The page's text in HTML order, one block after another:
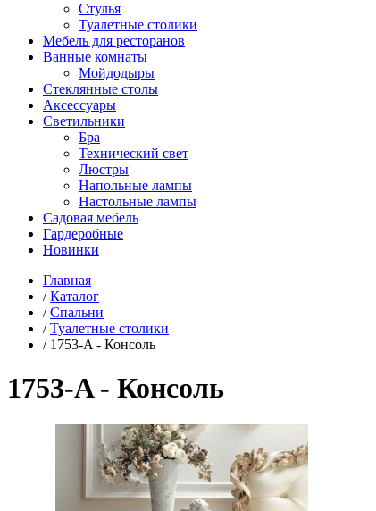
Стулья
Туалетные столики
Мебель для ресторанов
Ванные комнаты
Мойдодыры
Стеклянные столы
Аксессуары
Светильники
Бра
Технический свет
Люстры
Напольные лампы
Настольные лампы
Садовая мебель
Гардеробные
Новинки
Главная
/Каталог
/Спальни
/Туалетные столики
/ 1753-A - Консоль
1753-A - Консоль